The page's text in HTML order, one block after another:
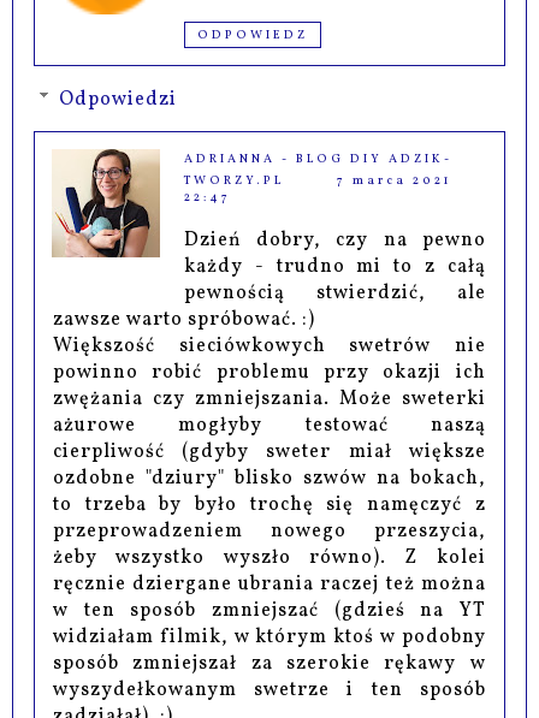
ODPOWIEDZ
Odpowiedzi
ADRIANNA - BLOG DIY ADZIK-
TWORZY.PL
7 marca 2021
22:47
Dzień dobry, czy na pewno
każdy - trudno mi to z całą
pewnością stwierdzić, ale
zawsze warto spróbować. :)
Większość sieciówkowych swetrów nie
powinno robić problemu przy okazji ich
zwężania czy zmniejszania. Może sweterki
ażurowe mogłyby testować naszą
cierpliwość (gdyby sweter miał większe
ozdobne "dziury" blisko szwów na bokach,
to trzeba by było trochę się namęczyć z
przeprowadzeniem nowego przeszycia,
żeby wszystko wyszło równo). Z kolei
ręcznie dziergane ubrania raczej też można
w ten sposób zmniejszać (gdzieś na YT
widziałam filmik, w którym ktoś w podobny
sposób zmniejszał za szerokie rękawy w
wyszydełkowanym swetrze i ten sposób